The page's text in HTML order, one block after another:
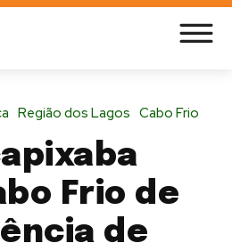
Região dos Lagos Cabo Frio
Frio de
de